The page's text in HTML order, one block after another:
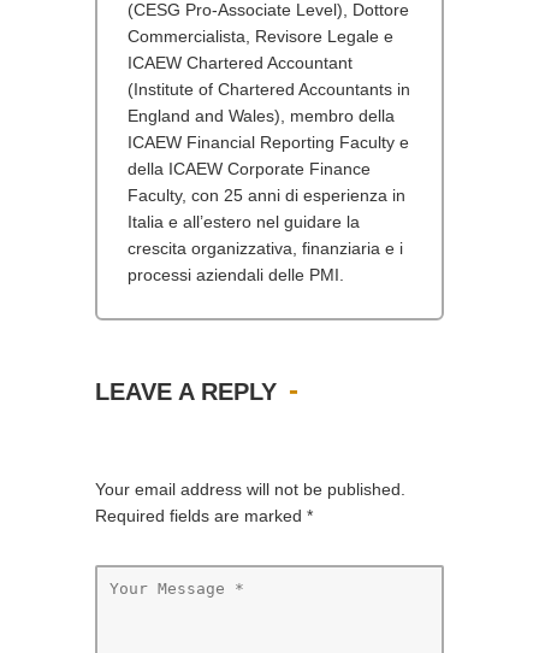
(CESG Pro-Associate Level), Dottore
Commercialista, Revisore Legale e
ICAEW Chartered Accountant
(Institute of Chartered Accountants in
England and Wales), membro della
ICAEW Financial Reporting Faculty e
della ICAEW Corporate Finance
Faculty, con 25 anni di esperienza in
Italia e all’estero nel guidare la
crescita organizzativa, finanziaria e i
processi aziendali delle PMI.
LEAVE A REPLY
Your email address will not be published.
Required fields are marked *